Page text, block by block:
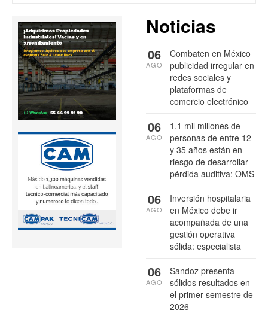
Noticias
Combaten en México
publicidad irregular en
redes sociales y
plataformas de
comercio electrónico
06
AGO
1.1 mil millones de
personas de entre 12
y 35 años están en
riesgo de desarrollar
pérdida auditiva: OMS
06
AGO
Inversión hospitalaria
en México debe ir
acompañada de una
gestión operativa
sólida: especialista
06
AGO
Sandoz presenta
sólidos resultados en
el primer semestre de
2026
06
AGO